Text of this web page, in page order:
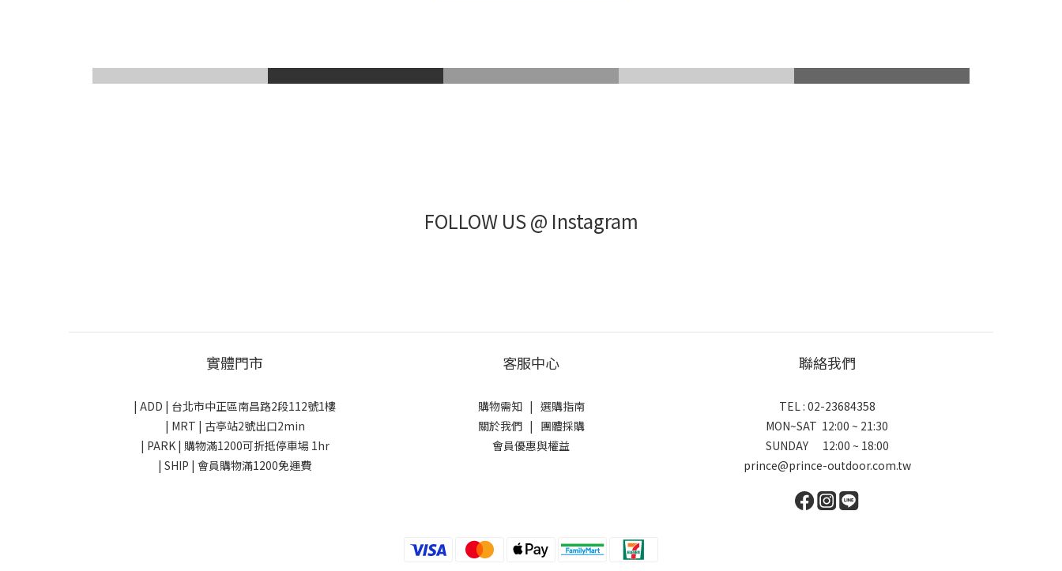
滑雪風鏡 登山鞋 Gore-Tex 登山杖 滑雪護具
FOLLOW US @ Instagram
實體門市
| ADD | 台北市中正區南昌路2段112號1樓
| MRT | 古亭站2號出口2min
| PARK | 購物滿1200可折抵停車場 1hr
| SHIP | 會員購物滿1200免運費
客服中心
購物需知| 選購指南
關於我們| 團體採購
會員優惠與權益
聯絡我們
TEL : 02-23684358
MON~SAT 12:00 ~ 21:30
SUNDAY 12:00 ~ 18:00
prince@prince-outdoor.com.tw